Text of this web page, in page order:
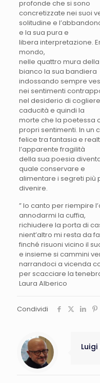
profonde che si sono
concretizzate nei suoi
solitudine e
e la sua pura e
libera interpretazione.
mondo,
nelle quattro mura
bianco la sua bandiera
indossando sempre
nei sentimenti
nel desiderio di
caducità e quindi la
morte che la poetessa
propri sentimenti. In un
felice tra fantasia e
l’apparente fragilità
della sua poesia
quale conservare e
alimentare i segreti più
divenire.
” Io canto per riempire
annodarmi la cuffia,
richiudere la porta di
nient’altro mi resta da
finché risuoni vicino il
e insieme si cammini
narrandoci a vicenda
per scacciare la
Laura Alberico
Condividi